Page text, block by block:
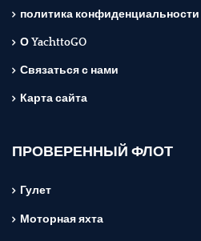
политика конфиденциальности
О YachttoGO
Связаться с нами
Карта сайта
ПРОВЕРЕННЫЙ ФЛОТ
Гулет
Моторная яхта